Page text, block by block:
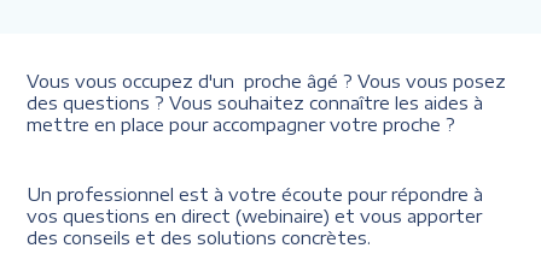
Vous vous occupez d'un proche âgé ? Vous vous posez
des questions ? Vous souhaitez connaître les aides à
mettre en place pour accompagner votre proche ?
Un professionnel est à votre écoute pour répondre à
vos questions en direct (webinaire) et vous apporter
des conseils et des solutions concrètes.